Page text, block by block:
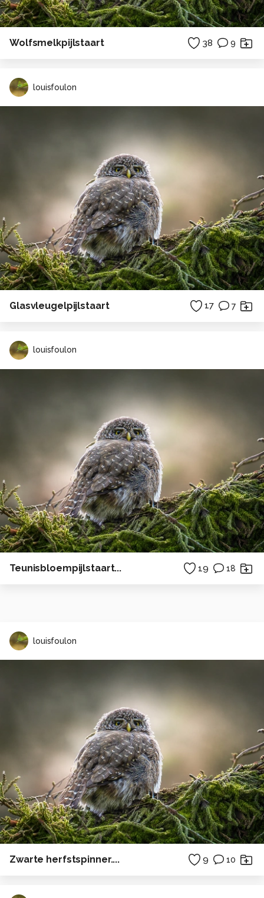
Wolfsmelkpijlstaart 38 9
louisfoulon
Glasvleugelpijlstaart 17 7
louisfoulon
Teunisbloempijlstaart... 19 18
louisfoulon
Zwarte herfstspinner.... 9 10